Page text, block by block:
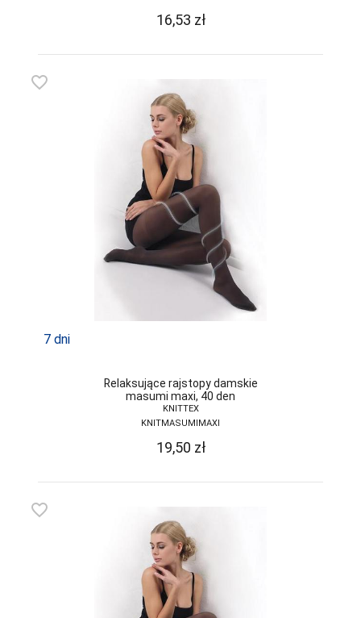
16,53 zł
favorite_border
7 dni
Relaksujące rajstopy damskie
masumi maxi, 40 den
KNITTEX
KNITMASUMIMAXI
19,50 zł
favorite_border